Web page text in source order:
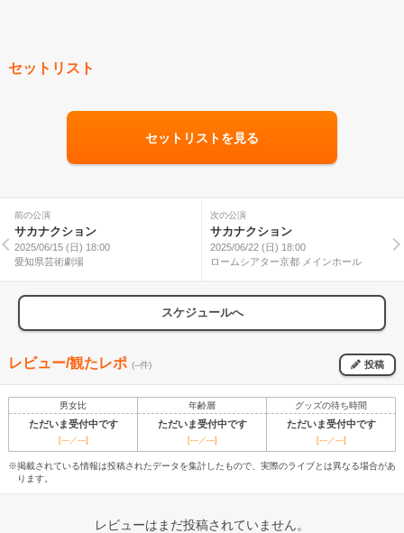
セットリスト
セットリストを見る
前の公演
サカナクション
2025/06/15 (日) 18:00
愛知県芸術劇場
次の公演
サカナクション
2025/06/22 (日) 18:00
ロームシアター京都 メインホール
スケジュールへ
レビュー/観たレポ (--件) 投稿
男女比 年齢層 グッズの待ち時間
ただいま受付中です ただいま受付中です ただいま受付中です
[---／---] [---／---] [---／---]
※掲載されている情報は投稿されたデータを集計したもので、実際のライブとは異なる場合があ
ります。
レビューはまだ投稿されていません。